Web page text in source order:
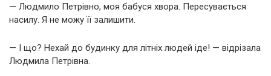
— Людмило Петрівно, моя бабуся хвора. Пересувається
насилу. Я не можу її залишити.
— І що? Нехай до будинку для літніх людей іде! — відрізала
Людмила Петрівна.